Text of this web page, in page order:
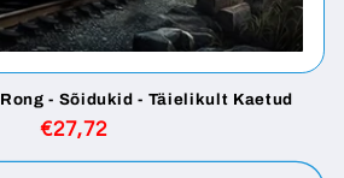
- Sõidukid - Täielikult Kaetud
Tavaline
hind
€27,72